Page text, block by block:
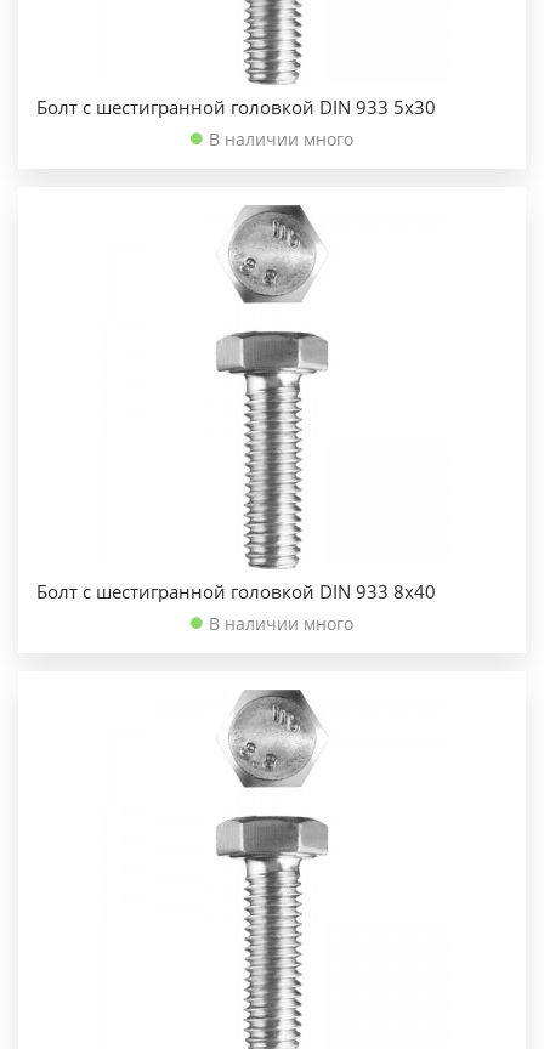
Болт с шестигранной головкой DIN 933 5х30
В наличии много
Болт с шестигранной головкой DIN 933 8х40
В наличии много